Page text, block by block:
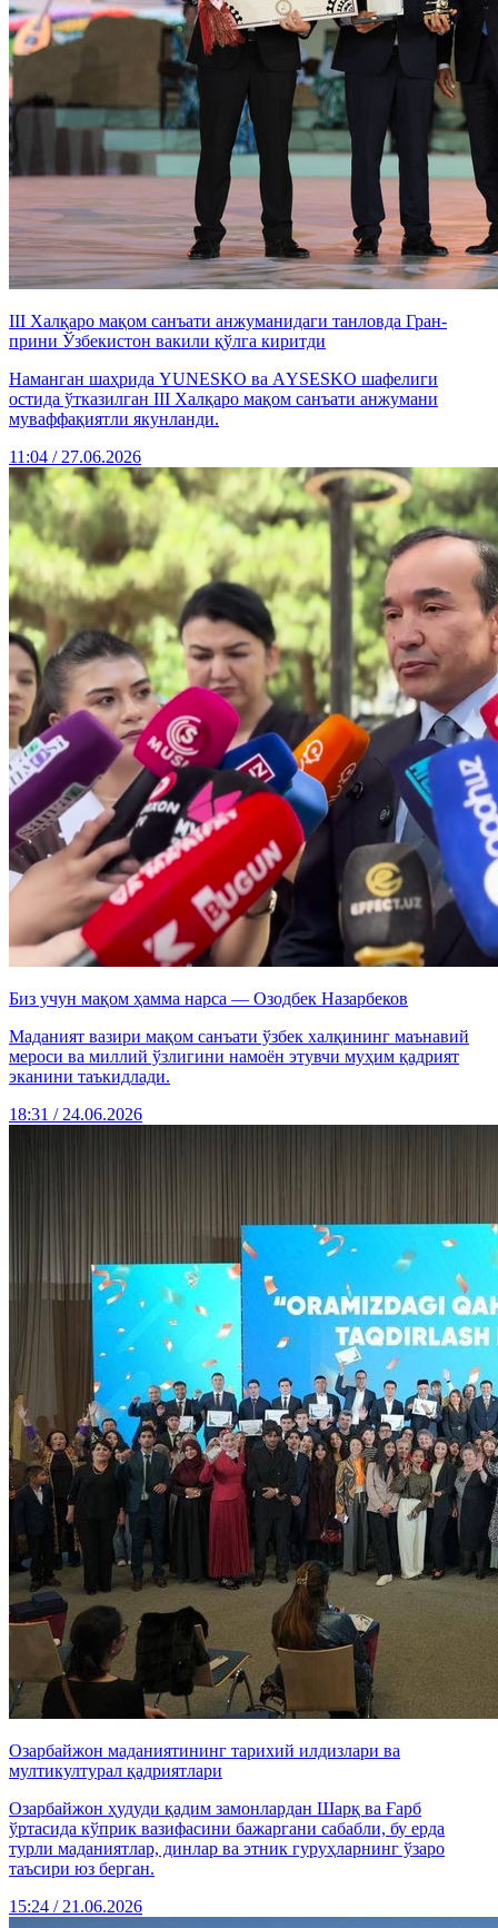
III Халқаро мақом санъати анжуманидаги танловда Гран-
прини Ўзбекистон вакили қўлга киритди
Наманган шаҳрида YUNESKO ва АYSESKO шафелиги
остида ўтказилган III Халқаро мақом санъати анжумани
муваффақиятли якунланди.
11:04 / 27.06.2026
Биз учун мақом ҳамма нарса — Озодбек Назарбеков
Маданият вазири мақом санъати ўзбек халқининг маънавий
мероси ва миллий ўзлигини намоён этувчи муҳим қадрият
эканини таъкидлади.
18:31 / 24.06.2026
Озарбайжон маданиятининг тарихий илдизлари ва
мултикултурал қадриятлари
Озарбайжон ҳудуди қадим замонлардан Шарқ ва Ғарб
ўртасида кўприк вазифасини бажаргани сабабли, бу ерда
турли маданиятлар, динлар ва этник гуруҳларнинг ўзаро
таъсири юз берган.
15:24 / 21.06.2026